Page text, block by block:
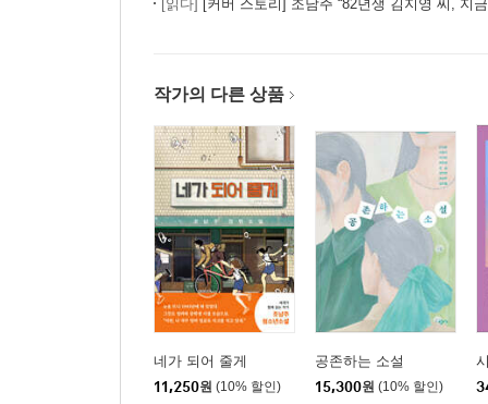
[읽다] [커버 스토리] 조남주 “82년생 김지영 씨, 지
작가의 다른 상품
네가 되어 줄게
11,250원 (10% 할인)
공존하는 소설
15,300원 (10% 할인)